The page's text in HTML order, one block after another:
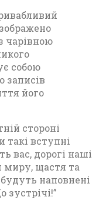
чарівною
собою
записів
його
стороні
вступні
вас, дорогі наші
миру, щастя та
наповнені
зустрічі!”